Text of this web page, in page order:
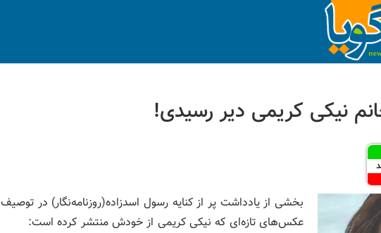
نیکی کریمی دیر رسیدی!
بخشی از یادداشت پر از کنایه رسول اسدزاده(روزنامه‌نگار) در توصیف
عکس‌های تازه‌ای که نیکی کریمی از خودش منتشر کرده است: